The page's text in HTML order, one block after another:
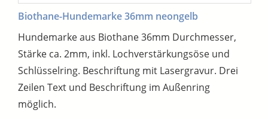
Biothane-Hundemarke 36mm neongelb
Hundemarke aus Biothane 36mm Durchmesser,
Stärke ca. 2mm, inkl. Lochverstärkungsöse und
Schlüsselring. Beschriftung mit Lasergravur. Drei
Zeilen Text und Beschriftung im Außenring
möglich.